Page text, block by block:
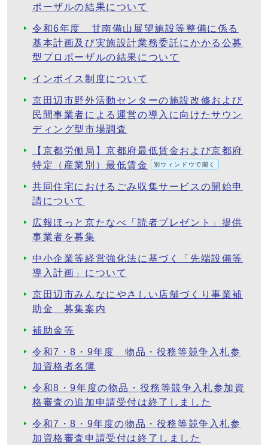
ポーザルの結果について
令和6年度 甘南備山展望施設等整備に係る
基本計画及び実施設計業務委託にかかる公募
型プロポーザルの結果について
インボイス制度について
京田辺市野外活動センターの施設改修および
民間事業者による運営の導入に向けたサウン
ディング型市場調査
【京都労働局】京都府最低賃金および京都府
特定（産業別）最低賃金
別ウィンドウで開く
共同住宅におけるごみ収集サービスの開始申
請について
広報ほっと京たなべ「読者プレゼント」提供
事業者を募集
中小企業等経営強化法に基づく「先端設備等
導入計画」について
京田辺市みんなにやさしい店舗づくり事業補
助金 募集案内
補助金等
令和7・8・9年度 物品・役務等競争入札参
加資格者名簿
令和8・9年度の物品・役務等競争入札参加資
格審査の追加申請受付は終了しました
令和7・8・9年度の物品・役務等競争入札参
加資格審査申請受付は終了しました